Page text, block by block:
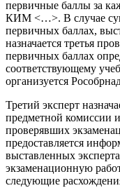
первичные баллы за
КИМ <…>. В случае
первичных баллах,
назначается третья
первичных баллах
соответствующему
организуется
Третий эксперт
предметной комиссии
проверявших
предоставляется
выставленных
экзаменационную
следующие